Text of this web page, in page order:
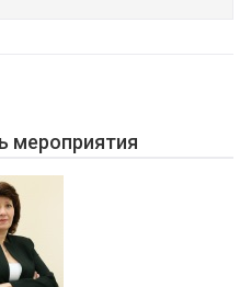
мероприятия